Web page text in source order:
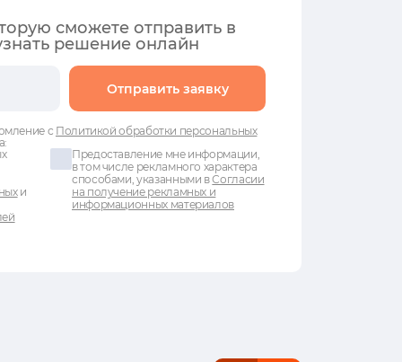
сможете отправить в
решение онлайн
Отправить заявку
с Политикой обработки персональных
и
Предоставление мне информации,
в том числе рекламного характера
способами, указанными вСогласии
на получение рекламных и
информационных материалов